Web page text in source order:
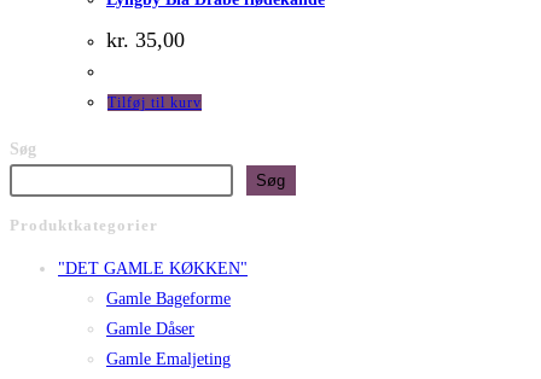
kr. 35,00
Tilføj til kurv
Søg
Søg
Produktkategorier
"DET GAMLE KØKKEN"
Gamle Bageforme
Gamle Dåser
Gamle Emaljeting